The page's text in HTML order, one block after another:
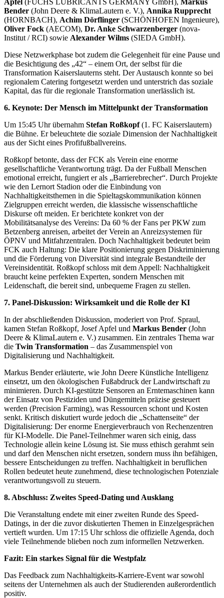
Bender (John Deere & KlimaLautern e. V.), Annika Rupprecht
(HORNBACH), Achim Dörflinger (SCHÖNHOFEN Ingenieure),
Oliver Fock (AECOM), Dr. Anke Schwarzenberger (nova-
Institut / RCI) sowie Alexander Wilms (SIEDA GmbH).
Diese Netzwerkphase bot zudem die Gelegenheit für eine Pause und
die Besichtigung des „42“ – einem Ort, der selbst für die
Transformation Kaiserslauterns steht. Der Austausch konnte so bei
regionalem Catering fortgesetzt werden und unterstrich das soziale
Kapital, das für die regionale Transformation unerlässlich ist.
6. Keynote: Der Mensch im Mittelpunkt der Transformation
Um 15:45 Uhr übernahm Stefan Roßkopf(1. FC Kaiserslautern)
die Bühne. Er beleuchtete die soziale Dimension der Nachhaltigkeit
aus der Sicht eines Profifußballvereins.
Roßkopf betonte, dass der FCK als Verein eine enorme
gesellschaftliche Verantwortung trägt. Da der Fußball Menschen
emotional erreicht, fungiert er als „Barrierebrecher“. Durch Projekte
wie den Lernort Stadion oder die Einbindung von
Nachhaltigkeitsthemen in die Spieltagskommunikation können
Zielgruppen erreicht werden, die klassische wissenschaftliche
Diskurse oft meiden. Er berichtete konkret von der
Mobilitätsanalyse des Vereins: Da 60 % der Fans per PKW zum
Betzenberg anreisen, arbeitet der Verein an Anreizsystemen für
ÖPNV und Mitfahrzentralen. Doch Nachhaltigkeit bedeutet beim
FCK auch Haltung: Die klare Positionierung gegen Diskriminierung
und die Förderung von Diversität sind integrale Bestandteile der
Vereinsidentität. Roßkopf schloss mit dem Appell: Nachhaltigkeit
braucht keine perfekten Experten, sondern Menschen mit
Leidenschaft, die bereit sind, unbequeme Fragen zu stellen.
7. Panel-Diskussion: Wirksamkeit und die Rolle der KI
In der abschließenden Diskussion, moderiert von Prof. Spraul,
kamen Stefan Roßkopf, Josef Apfel und Markus Bender (John
Deere & KlimaLautern e. V.) zusammen. Ein zentrales Thema war
die Twin Transformation – das Zusammenspiel von
Digitalisierung und Nachhaltigkeit.
Markus Bender erläuterte, wie John Deere Künstliche Intelligenz
einsetzt, um den ökologischen Fußabdruck der Landwirtschaft zu
minimieren. Durch KI-gestützte Sensoren an Erntemaschinen kann
der Einsatz von Pestiziden und Düngemitteln präzise gesteuert
werden (Precision Farming), was Ressourcen schont und Kosten
senkt. Kritisch diskutiert wurde jedoch die „Schattenseite“ der
Digitalisierung: Der enorme Energieverbrauch von Rechenzentren
für KI-Modelle. Die Panel-Teilnehmer waren sich einig, dass
Technologie allein keine Lösung ist. Sie muss ethisch gerahmt sein
und darf den Menschen nicht ersetzen, sondern muss ihn befähigen,
bessere Entscheidungen zu treffen. Nachhaltigkeit in beruflichen
Rollen bedeutet heute zunehmend, diese technologischen Potenziale
verantwortungsvoll zu steuern.
8. Abschluss: Zweites Speed-Dating und Ausklang
Die Veranstaltung endete mit einer zweiten Runde des Speed-
Datings, in der die zuvor diskutierten Themen in Einzelgesprächen
vertieft wurden. Um 17:15 Uhr schloss die offizielle Agenda, doch
viele Teilnehmende blieben noch zum informellen Netzwerken.
Fazit: Ein starkes Signal für die Westpfalz
Das Feedback zum Nachhaltigkeits-Karriere-Event war sowohl
seitens der Unternehmen als auch der Studierenden außerordentlich
positiv.